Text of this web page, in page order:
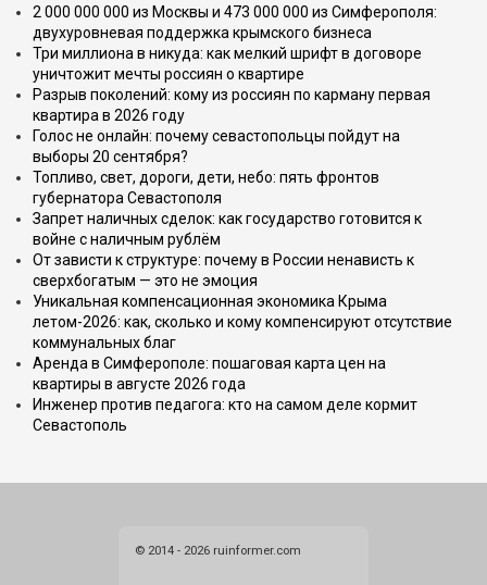
2 000 000 000 из Москвы и 473 000 000 из Симферополя:
двухуровневая поддержка крымского бизнеса
Три миллиона в никуда: как мелкий шрифт в договоре
уничтожит мечты россиян о квартире
Разрыв поколений: кому из россиян по карману первая
квартира в 2026 году
Голос не онлайн: почему севастопольцы пойдут на
выборы 20 сентября?
Топливо, свет, дороги, дети, небо: пять фронтов
губернатора Севастополя
Запрет наличных сделок: как государство готовится к
войне с наличным рублём
От зависти к структуре: почему в России ненависть к
сверхбогатым — это не эмоция
Уникальная компенсационная экономика Крыма
летом-2026: как, сколько и кому компенсируют отсутствие
коммунальных благ
Аренда в Симферополе: пошаговая карта цен на
квартиры в августе 2026 года
Инженер против педагога: кто на самом деле кормит
Севастополь
© 2014 - 2026 ruinformer.com